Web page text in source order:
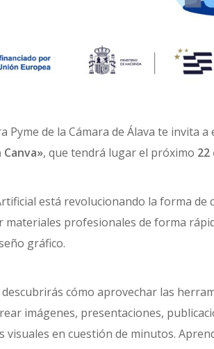
Pyme de la Cámara de Álava te invita
, que tendrá lugar el próximo 22
está revolucionando la forma
materiales profesionales de forma
gráfico.
cómo aprovechar las
imágenes, presentaciones,
visuales en cuestión de minutos.